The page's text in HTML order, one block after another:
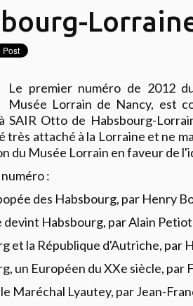
Le premier numéro de 2012
Musée Lorrain de Nancy, est
SAIR Otto de Habsbourg-
très attaché à la Lorraine et ne
du Musée Lorrain en faveur de
:
des Habsbourg, par Henry
Habsbourg, par Alain Petiot
et la République d'Autriche, par
un Européen du XXe siècle, par
Maréchal Lyautey, par Jean-